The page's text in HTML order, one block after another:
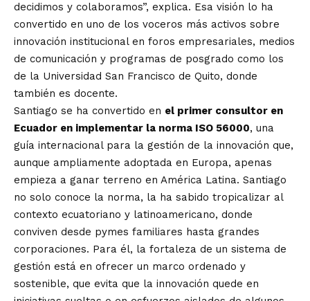
decidimos y colaboramos”, explica. Esa visión lo ha
convertido en uno de los voceros más activos sobre
innovación institucional en foros empresariales, medios
de comunicación y programas de posgrado como los
de la Universidad San Francisco de Quito, donde
también es docente.
Santiago se ha convertido en el primer consultor en
Ecuador en implementar la norma ISO 56000, una
guía internacional para la gestión de la innovación que,
aunque ampliamente adoptada en Europa, apenas
empieza a ganar terreno en América Latina. Santiago
no solo conoce la norma, la ha sabido tropicalizar al
contexto ecuatoriano y latinoamericano, donde
conviven desde pymes familiares hasta grandes
corporaciones. Para él, la fortaleza de un sistema de
gestión está en ofrecer un marco ordenado y
sostenible, que evita que la innovación quede en